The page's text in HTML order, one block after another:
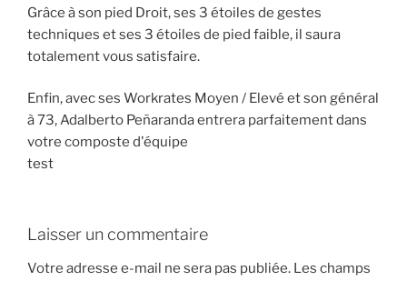
Grâce à son pied Droit, ses 3 étoiles de gestes
techniques et ses 3 étoiles de pied faible, il saura
totalement vous satisfaire.
Enfin, avec ses Workrates Moyen / Elevé et son général
à 73, Adalberto Peñaranda entrera parfaitement dans
votre composte d'équipe
test
Laisser un commentaire
Votre adresse e-mail ne sera pas publiée. Les champs